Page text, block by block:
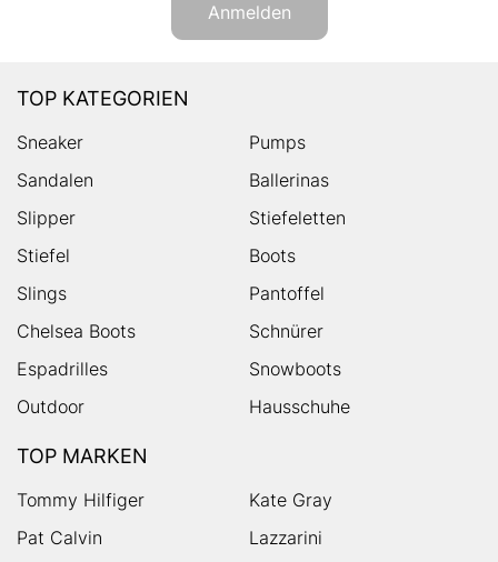
Anmelden
TOP KATEGORIEN
Sneaker
Pumps
Sandalen
Ballerinas
Slipper
Stiefeletten
Stiefel
Boots
Slings
Pantoffel
Chelsea Boots
Schnürer
Espadrilles
Snowboots
Outdoor
Hausschuhe
TOP MARKEN
Tommy Hilfiger
Kate Gray
Pat Calvin
Lazzarini